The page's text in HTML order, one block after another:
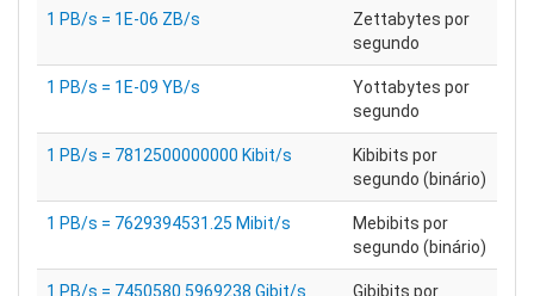
1 PB/s = 1E-06 ZB/s
Zettabytes por
segundo
1 PB/s = 1E-09 YB/s
Yottabytes por
segundo
1 PB/s = 7812500000000 Kibit/s
Kibibits por
segundo (binário)
1 PB/s = 7629394531.25 Mibit/s
Mebibits por
segundo (binário)
1 PB/s = 7450580.5969238 Gibit/s Gibibits por